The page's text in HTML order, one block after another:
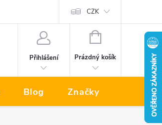
CZK
Přihlášení
NÁKUPNÍ
Prázdný košík
Blog Značky